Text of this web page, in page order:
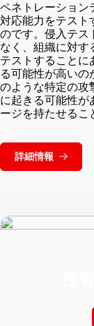
ペネトレーション
対応能力をテスト
のです。侵入テス
なく、組織に対す
テストすることに
る可能性が高いの
のような特定の攻
に起きる可能性が
ージを持たせるこ
詳細情報